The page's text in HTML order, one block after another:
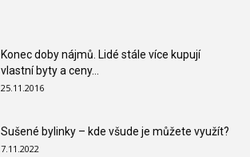
Konec doby nájmů. Lidé stále více kupují
vlastní byty a ceny...
25.11.2016
Sušené bylinky – kde všude je můžete využít?
7.11.2022